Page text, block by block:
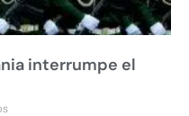
interrumpe el